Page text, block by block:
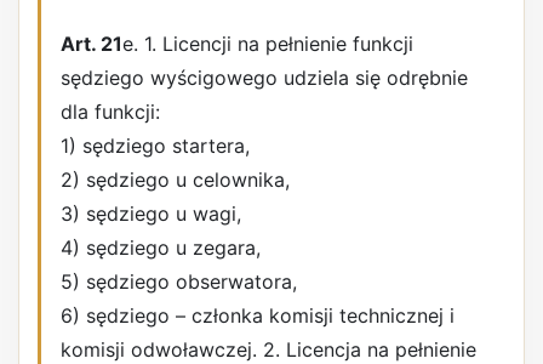
Art. 21e. 1. Licencji na pełnienie funkcji
sędziego wyścigowego udziela się odrębnie
dla funkcji:
1) sędziego startera,
2) sędziego u celownika,
3) sędziego u wagi,
4) sędziego u zegara,
5) sędziego obserwatora,
6) sędziego – członka komisji technicznej i
komisji odwoławczej. 2. Licencja na pełnienie